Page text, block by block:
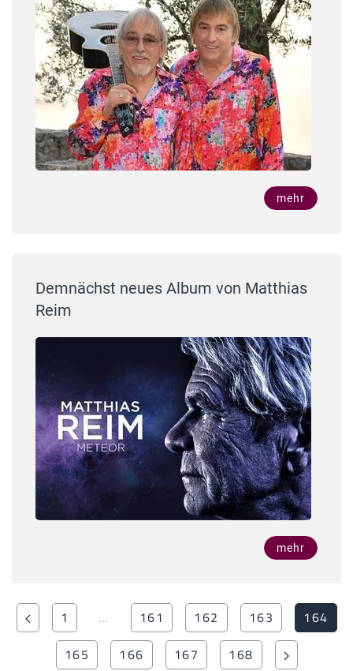
mehr
Demnächst neues Album von Matthias
Reim
mehr
1 … 161 162 163
164
165
166 167 168